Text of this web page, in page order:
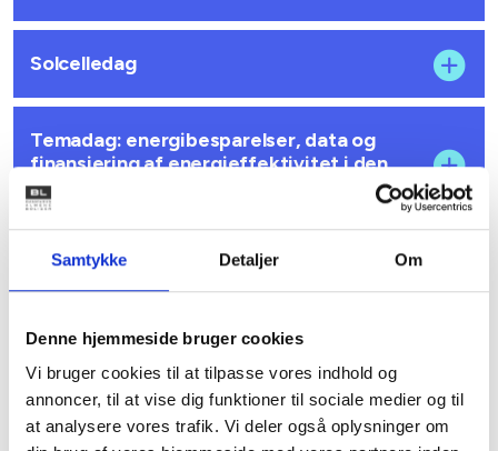
Samtykke Detaljer Om
Denne hjemmeside bruger cookies
Vi bruger cookies til at tilpasse vores indhold og
annoncer, til at vise dig funktioner til sociale medier og til
at analysere vores trafik. Vi deler også oplysninger om
Solcelledag
Temadag: energibesparelser, data og
finansiering af energieffektivitet i den
almene boligsektor
Temadag: energibesparelser, data og
finansiering af energieffektivitet i den
Webinar om solceller i almene boliger –
økonomi og afregning 22. november
2023